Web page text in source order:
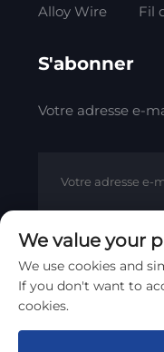
Alloy Wire
Fil
S'abonner
Votre adresse e-
Droits d'auteur © 2012
Ltd
Remonter en haut
We value your
We use cookies and
If you don't want to
cookies.